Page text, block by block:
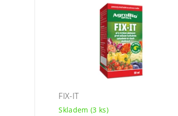
FIX-IT
Skladem (3 ks)